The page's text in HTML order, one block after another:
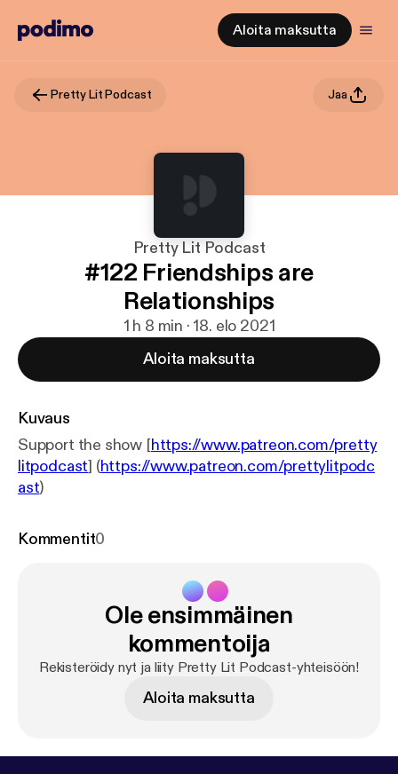
Aloita maksutta
Pretty Lit Podcast Jaa
Pretty Lit Podcast
#122 Friendships are
Relationships
1 h 8 min · 18. elo 2021
Aloita maksutta
Kuvaus
Support the show [https://www.patreon.com/pretty
litpodcast] (https://www.patreon.com/prettylitpodc
ast)
Kommentit0
Ole ensimmäinen
kommentoija
Rekisteröidy nyt ja liity Pretty Lit Podcast-yhteisöön!
Aloita maksutta